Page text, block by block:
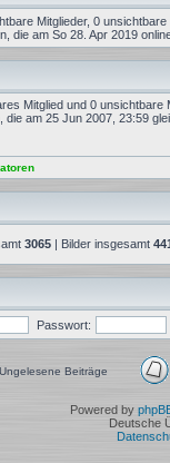
Mitglieder, 0
die am So 28. Apr 2019
Mitglied und 0
die am 25 Jun 2007, 23:59
3065 | Bilder insgesamt
Passwort:
Ungelesene Beiträge
Powered by
Deutsche